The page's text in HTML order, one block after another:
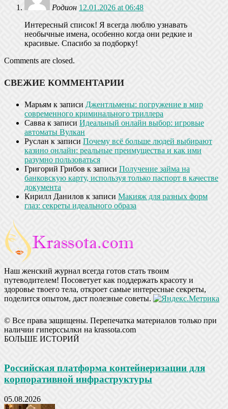
Родион 12.01.2026 at 06:48
Интересный список! Я всегда люблю узнавать
необычные имена, особенно когда они редкие и
красивые. Спасибо за подборку!
Comments are closed.
СВЕЖИЕ КОММЕНТАРИИ
Марьям к записи Джентльмены: погружение в мир
современного криминального триллера
Савва к записи Идеальный онлайн выбор: игровые
автоматы Вулкан
Руслан к записи Почему всё больше людей выбирают
казино онлайн: реальные преимущества и как ими
разумно пользоваться
Григорий Грибов к записи Получение займа на
банковскую карту, используя только паспорт в качестве
документа
Кирилл Данилов к записи Макияж для разных форм
глаз: секреты идеального образа
Наш женский журнал всегда готов стать твоим
путеводителем! Посоветует как поддержать красоту и
здоровье твоего тела, откроет самые интересные секреты,
поделится опытом, даст полезные советы.
© Все права защищены. Перепечатка материалов только при
наличии гиперссылки на krassota.com
БОЛЬШЕ ИСТОРИЙ
Российская платформа контейнеризации для
корпоративной инфраструктуры
05.08.2026